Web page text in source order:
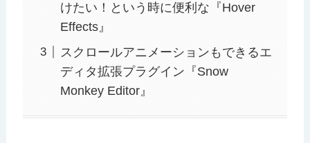
けたい！という時に便利な『Hover
Effects』
スクロールアニメーションもできるエ
ディタ拡張プラグイン『Snow
Monkey Editor』